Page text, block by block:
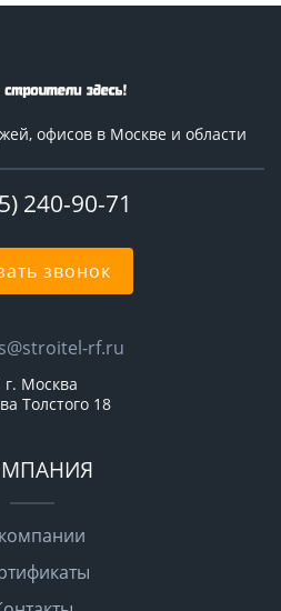
офисов в Москве и области
240-90-71
звонок
rf.ru
г. Москва
Толстого 18